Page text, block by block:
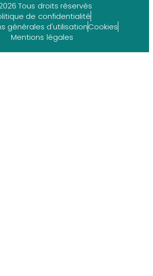
Tous droits réservés
de confidentialité
générales d'utilisationCookies
Mentions légales